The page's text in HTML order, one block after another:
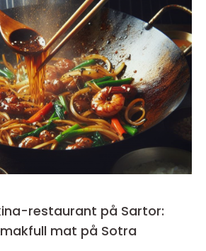
restaurant på Sartor:
mat på Sotra